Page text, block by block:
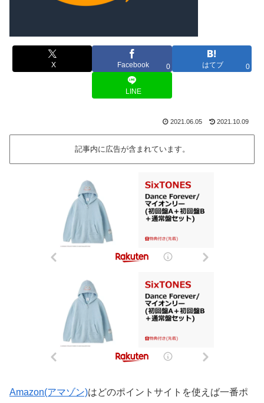
X Facebook 0 はてブ 0
LINE
2021.06.05 2021.10.09
記事内に広告が含まれています。
Amazon(アマゾン)はどのポイントサイトを使えば一番ポ